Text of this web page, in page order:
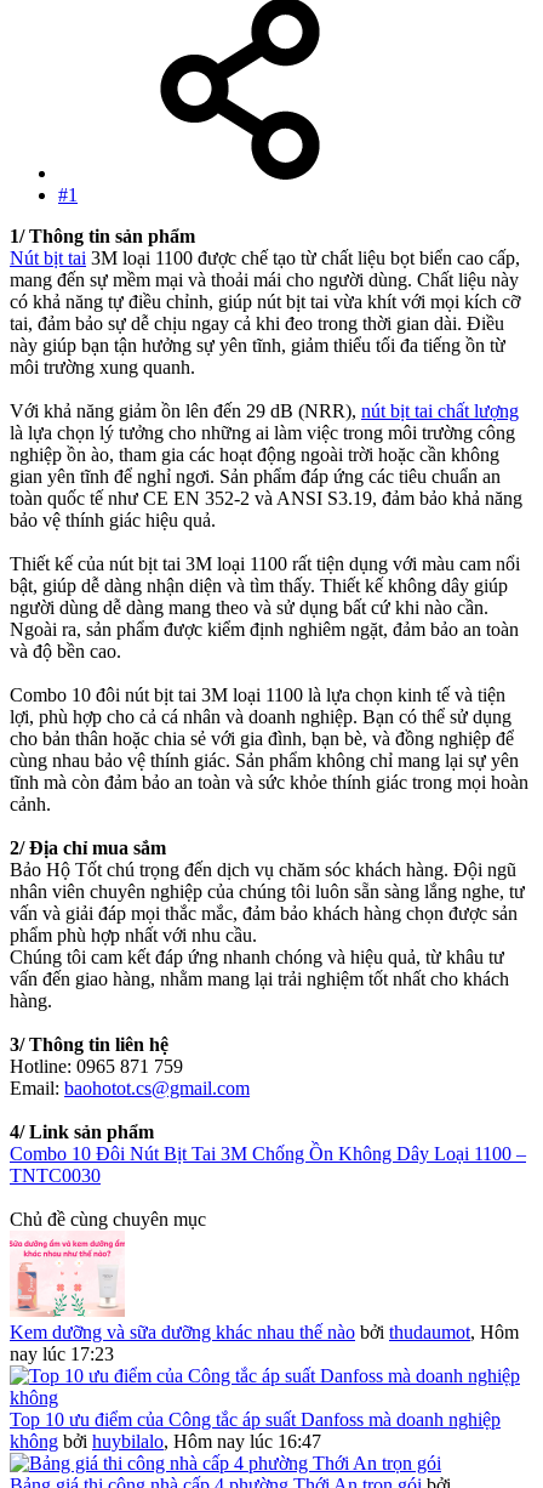
#1
1/ Thông tin sản phẩm
Nút bịt tai 3M loại 1100 được chế tạo từ chất liệu bọt biển cao cấp,
mang đến sự mềm mại và thoải mái cho người dùng. Chất liệu này
có khả năng tự điều chỉnh, giúp nút bịt tai vừa khít với mọi kích cỡ
tai, đảm bảo sự dễ chịu ngay cả khi đeo trong thời gian dài. Điều
này giúp bạn tận hưởng sự yên tĩnh, giảm thiểu tối đa tiếng ồn từ
môi trường xung quanh.
Với khả năng giảm ồn lên đến 29 dB (NRR), nút bịt tai chất lượng
là lựa chọn lý tưởng cho những ai làm việc trong môi trường công
nghiệp ồn ào, tham gia các hoạt động ngoài trời hoặc cần không
gian yên tĩnh để nghỉ ngơi. Sản phẩm đáp ứng các tiêu chuẩn an
toàn quốc tế như CE EN 352-2 và ANSI S3.19, đảm bảo khả năng
bảo vệ thính giác hiệu quả.
Thiết kế của nút bịt tai 3M loại 1100 rất tiện dụng với màu cam nổi
bật, giúp dễ dàng nhận diện và tìm thấy. Thiết kế không dây giúp
người dùng dễ dàng mang theo và sử dụng bất cứ khi nào cần.
Ngoài ra, sản phẩm được kiểm định nghiêm ngặt, đảm bảo an toàn
và độ bền cao.
Combo 10 đôi nút bịt tai 3M loại 1100 là lựa chọn kinh tế và tiện
lợi, phù hợp cho cả cá nhân và doanh nghiệp. Bạn có thể sử dụng
cho bản thân hoặc chia sẻ với gia đình, bạn bè, và đồng nghiệp để
cùng nhau bảo vệ thính giác. Sản phẩm không chỉ mang lại sự yên
tĩnh mà còn đảm bảo an toàn và sức khỏe thính giác trong mọi hoàn
cảnh.
2/ Địa chỉ mua sắm
Bảo Hộ Tốt chú trọng đến dịch vụ chăm sóc khách hàng. Đội ngũ
nhân viên chuyên nghiệp của chúng tôi luôn sẵn sàng lắng nghe, tư
vấn và giải đáp mọi thắc mắc, đảm bảo khách hàng chọn được sản
phẩm phù hợp nhất với nhu cầu.
Chúng tôi cam kết đáp ứng nhanh chóng và hiệu quả, từ khâu tư
vấn đến giao hàng, nhằm mang lại trải nghiệm tốt nhất cho khách
hàng.
3/ Thông tin liên hệ
Hotline: 0965 871 759
Email: baohotot.cs@gmail.com
4/ Link sản phẩm
Combo 10 Đôi Nút Bịt Tai 3M Chống Ồn Không Dây Loại 1100 –
TNTC0030
Chủ đề cùng chuyên mục
Kem dưỡng và sữa dưỡng khác nhau thế nào bởi thudaumot, Hôm
nay lúc 17:23
Top 10 ưu điểm của Công tắc áp suất Danfoss mà doanh nghiệp
không bởi huybilalo, Hôm nay lúc 16:47